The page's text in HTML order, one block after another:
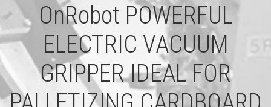
OnRobot POWERFUL
ELECTRIC VACUUM
GRIPPER IDEAL FOR